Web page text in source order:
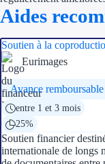
Aides
Soutien à la
Eurimages
Avance
entre 1 et 3 mois
25%
Soutien financier
internationale de longs